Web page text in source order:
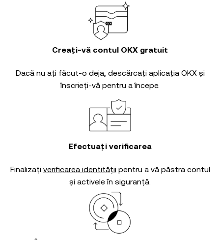
Creați-vă contul OKX gratuit
Dacă nu ați făcut-o deja, descărcați aplicația OKX și
înscrieți-vă pentru a începe.
Efectuați verificarea
Finalizați verificarea identității pentru a vă păstra contul
și activele în siguranță.